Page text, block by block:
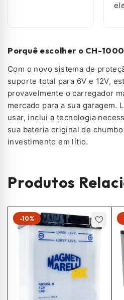
Porquê escolher o CH-
Com o novo sistema de
suporte total para 6V e 12V,
provavelmente o carregador
mercado para a sua garagem.
usar, inclui a tecnologia
sua bateria original de
investimento em lítio.
Produtos
-10%